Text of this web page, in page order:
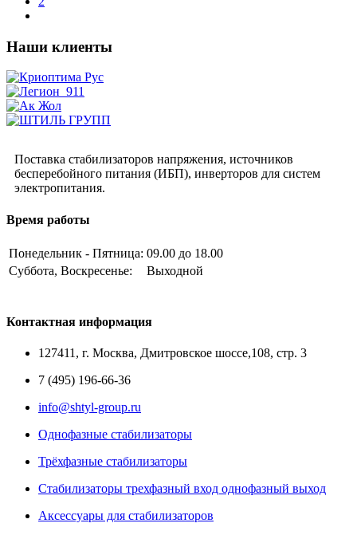
Наши клиенты
Поставка стабилизаторов напряжения, источников
бесперебойного питания (ИБП), инверторов для систем
электропитания.
Время работы
Понедельник - Пятница: 09.00 до 18.00
Суббота, Воскресенье:
Выходной
Контактная информация
127411, г. Москва, Дмитровское шоссе,108, стр. 3
7 (495) 196-66-36
info@shtyl-group.ru
Однофазные стабилизаторы
Трёхфазные стабилизаторы
Стабилизаторы трехфазный вход однофазный выход
Аксеcсуары для стабилизаторов